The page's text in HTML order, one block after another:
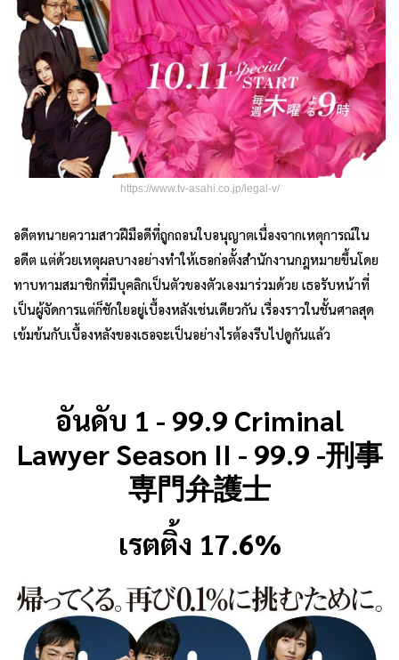
https://www.tv-asahi.co.jp/legal-v/
อดีตทนายความสาวฝีมือดีที่ถูกถอนใบอนุญาตเนื่องจากเหตุการณ์ใน
อดีต แต่ด้วยเหตุผลบางอย่างทำให้เธอก่อตั้งสำนักงานกฎหมายขึ้นโดย
ทาบทามสมาชิกที่มีบุคลิกเป็นตัวของตัวเองมาร่วมด้วย เธอรับหน้าที่
เป็นผู้จัดการแต่ก็ชักใยอยู่เบื้องหลังเช่นเดียวกัน เรื่องราวในชั้นศาลสุด
เข้มข้นกับเบื้องหลังของเธอจะเป็นอย่างไรต้องรีบไปดูกันแล้ว
อันดับ 1 - 99.9 Criminal
Lawyer Season II - 99.9 -刑事
専門弁護士
เรตติ้ง 17.6%